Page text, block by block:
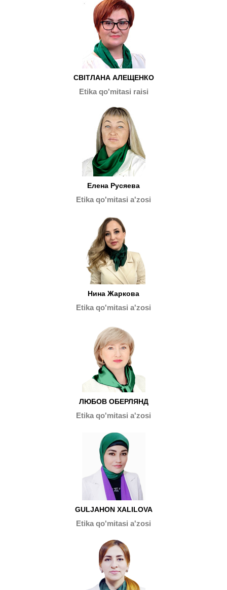
СВІТЛАНА АЛЕЩЕНКО
Etika qo'mitasi raisi
Елена Русяева
Etika qo'mitasi a'zosi
Нина Жаркова
Etika qo'mitasi a'zosi
ЛЮБОВ ОБЕРЛЯНД
Etika qo'mitasi a'zosi
GULJAHON XALILOVA
Etika qo'mitasi a'zosi